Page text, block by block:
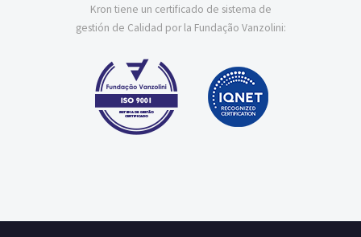
Kron tiene un certificado de sistema de
gestión de Calidad por la Fundação Vanzolini: